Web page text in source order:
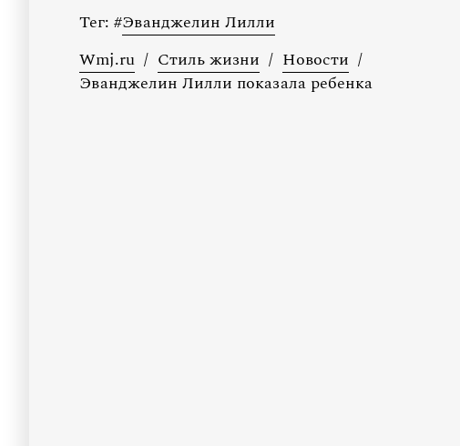
Тег: #Эванджелин Лилли
Wmj.ru / Стиль жизни / Новости /
Эванджелин Лилли показала ребенка